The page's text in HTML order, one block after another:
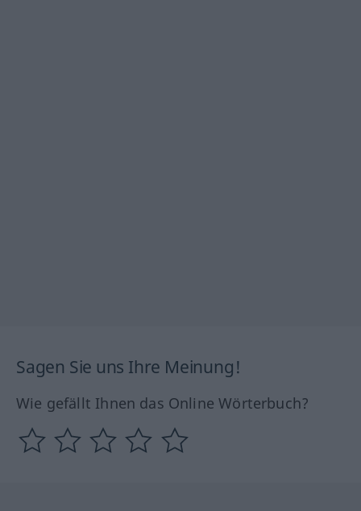
Sagen Sie uns Ihre Meinung!
Wie gefällt Ihnen das Online Wörterbuch?